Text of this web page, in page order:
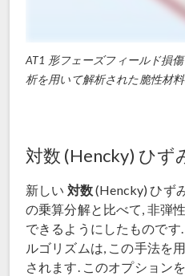
AT1 形フェーズフィールド損
析を用いて解析された脆性材
対数 (Hencky) ひず
新しい 対数(Hencky) ひず
の乗算分解と比べて, 非弾
できるようにしたものです
ルゴリズムは, この手法を
されます. このオプション